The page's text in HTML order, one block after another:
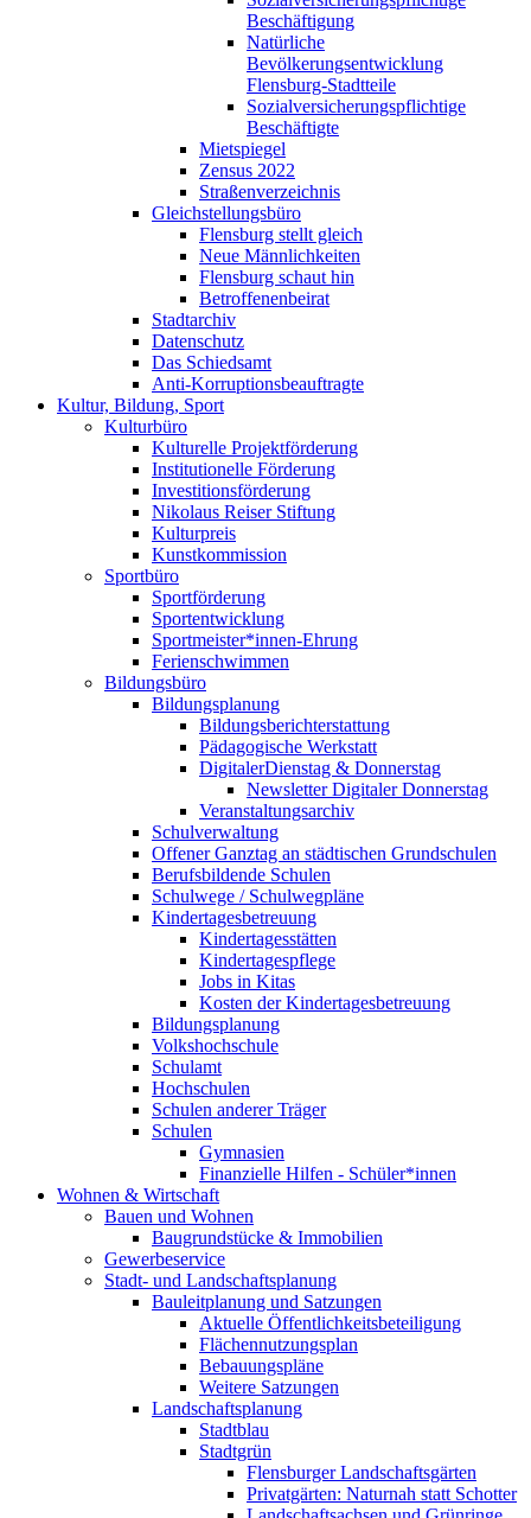
Beschäftigung
Natürliche
Bevölkerungsentwicklung
Flensburg-Stadtteile
Sozialversicherungspflichtige
Beschäftigte
Mietspiegel
Zensus 2022
Straßenverzeichnis
Gleichstellungsbüro
Flensburg stellt gleich
Neue Männlichkeiten
Flensburg schaut hin
Betroffenenbeirat
Stadtarchiv
Datenschutz
Das Schiedsamt
Anti-Korruptionsbeauftragte
Kultur, Bildung, Sport
Kulturbüro
Kulturelle Projektförderung
Institutionelle Förderung
Investitionsförderung
Nikolaus Reiser Stiftung
Kulturpreis
Kunstkommission
Sportbüro
Sportförderung
Sportentwicklung
Sportmeister*innen-Ehrung
Ferienschwimmen
Bildungsbüro
Bildungsplanung
Bildungsberichterstattung
Pädagogische Werkstatt
DigitalerDienstag & Donnerstag
Newsletter Digitaler Donnerstag
Veranstaltungsarchiv
Schulverwaltung
Offener Ganztag an städtischen Grundschulen
Berufsbildende Schulen
Schulwege / Schulwegpläne
Kindertagesbetreuung
Kindertagesstätten
Kindertagespflege
Jobs in Kitas
Kosten der Kindertagesbetreuung
Bildungsplanung
Volkshochschule
Schulamt
Hochschulen
Schulen anderer Träger
Schulen
Gymnasien
Finanzielle Hilfen - Schüler*innen
Wohnen & Wirtschaft
Bauen und Wohnen
Baugrundstücke & Immobilien
Gewerbeservice
Stadt- und Landschaftsplanung
Bauleitplanung und Satzungen
Aktuelle Öffentlichkeitsbeteiligung
Flächennutzungsplan
Bebauungspläne
Weitere Satzungen
Landschaftsplanung
Stadtblau
Stadtgrün
Flensburger Landschaftsgärten
Privatgärten: Naturnah statt Schotter